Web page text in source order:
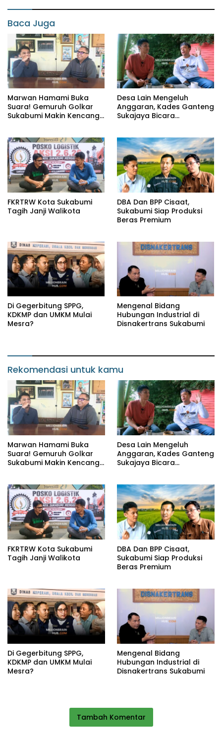
Baca Juga
Marwan Hamami Buka
Suara! Gemuruh Golkar
Sukabumi Makin Kencang,
Desa Lain Mengeluh
Anggaran, Kades Ganteng
Sukajaya Bicara
FKRTRW Kota Sukabumi
Tagih Janji Walikota
DBA Dan BPP Cisaat,
Sukabumi Siap Produksi
Beras Premium
Di Gegerbitung SPPG,
KDKMP dan UMKM Mulai
Mesra?
Mengenal Bidang
Hubungan Industrial di
Disnakertrans Sukabumi
Rekomendasi untuk kamu
Marwan Hamami Buka
Suara! Gemuruh Golkar
Sukabumi Makin Kencang,
Desa Lain Mengeluh
Anggaran, Kades Ganteng
Sukajaya Bicara
FKRTRW Kota Sukabumi
Tagih Janji Walikota
DBA Dan BPP Cisaat,
Sukabumi Siap Produksi
Beras Premium
Di Gegerbitung SPPG,
KDKMP dan UMKM Mulai
Mesra?
Mengenal Bidang
Hubungan Industrial di
Disnakertrans Sukabumi
Tambah Komentar